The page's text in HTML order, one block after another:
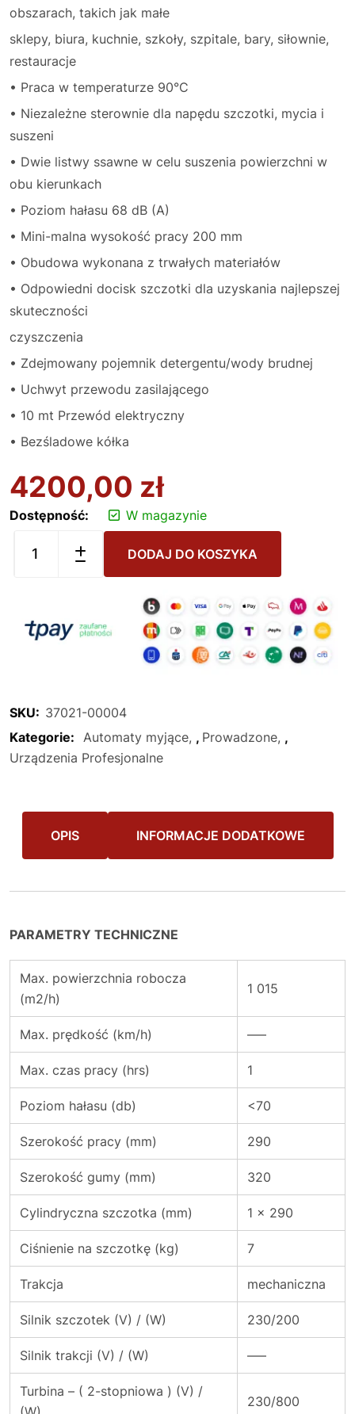
obszarach, takich jak małe
sklepy, biura, kuchnie, szkoły, szpitale, bary, siłownie,
restauracje
• Praca w temperaturze 90°C
• Niezależne sterownie dla napędu szczotki, mycia i
suszeni
• Dwie listwy ssawne w celu suszenia powierzchni w
obu kierunkach
• Poziom hałasu 68 dB (A)
• Mini-malna wysokość pracy 200 mm
• Obudowa wykonana z trwałych materiałów
• Odpowiedni docisk szczotki dla uzyskania najlepszej
skuteczności
czyszczenia
• Zdejmowany pojemnik detergentu/wody brudnej
• Uchwyt przewodu zasilającego
• 10 mt Przewód elektryczny
• Bezśladowe kółka
4200,00 zł
Dostępność: W magazynie
DODAJ DO KOSZYKA
SKU: 37021-00004
Kategorie: Automaty myjące , Prowadzone ,
Urządzenia Profesjonalne
OPIS INFORMACJE DODATKOWE
PARAMETRY TECHNICZNE
Max. powierzchnia robocza
(m2/h)
1 015
Max. prędkość (km/h) —–
Max. czas pracy (hrs) 1
Poziom hałasu (db) <70
Szerokość pracy (mm) 290
Szerokość gumy (mm) 320
Cylindryczna szczotka (mm) 1 x 290
Ciśnienie na szczotkę (kg) 7
Trakcja mechaniczna
Silnik szczotek (V) / (W) 230/200
Silnik trakcji (V) / (W) —–
Turbina – ( 2-stopniowa ) (V) /
230/800